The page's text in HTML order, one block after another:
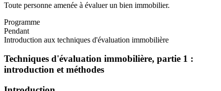
Toute personne amenée à évaluer un bien immobilier.
Programme
Pendant
Introduction aux techniques d'évaluation immobilière
Techniques d'évaluation immobilière, partie 1 :
introduction et méthodes